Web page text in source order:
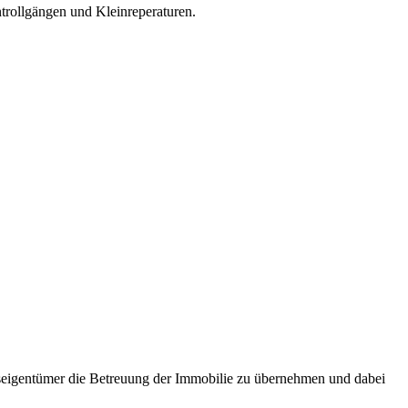
und Kleinreperaturen.
die Betreuung der Immobilie zu übernehmen und dabei